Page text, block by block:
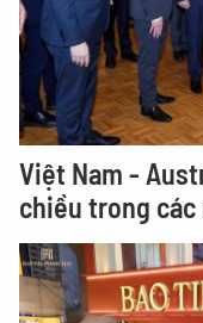
Việt Nam -
chiều trong các